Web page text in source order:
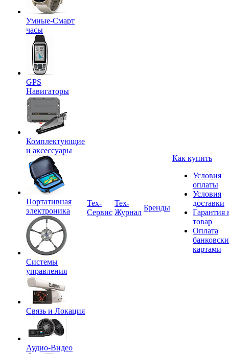
Умные-Смарт
часы
GPS
Навигаторы
Комплектующие
и аксессуары
Портативная
электроника
Системы
управления
Связь и Локация
Аудио-Видео
Tex-
Сервис
Тех-
Журнал
Бренды
Как купить
Условия
оплаты
Условия
доставки
Гарантия
товар
Оплата
картами